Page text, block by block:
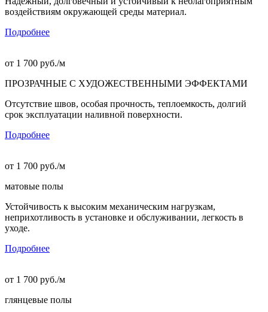
воздействиям окружающей среды материал.
Подробнее
от 1 700 руб./м
ПРОЗРАЧНЫЕ С ХУДОЖЕСТВЕННЫМИ ЭФФЕКТАМИ
Отсутствие швов, особая прочность, теплоемкость, долгий
срок эксплуатации наливной поверхности.
Подробнее
от 1 700 руб./м
матовые полы
Устойчивость к высоким механическим нагрузкам,
неприхотливость в установке и обслуживании, легкость в
уходе.
Подробнее
от 1 700 руб./м
глянцевые полы